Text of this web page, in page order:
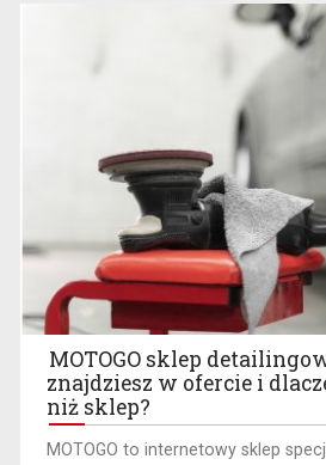
MOTOGO sklep
znajdziesz w ofercie i
niż sklep?
​MOTOGO to internetowy sklep